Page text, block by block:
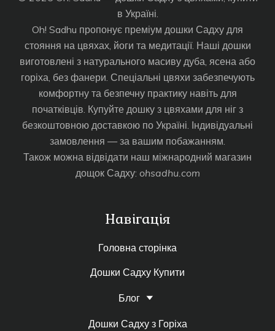
в Україні.
Oh! Sadhu пропонує преміум дошки Садху для
стояння на цвяхах, йоги та медитації. Наші дошки
виготовлені з натурального масиву дуба, ясена або
горіха, без фанери. Спеціальні цвяхи забезпечують
комфортну та безпечну практику навіть для
початківців. Купуйте дошку з цвяхами для ніг з
безкоштовною доставкою по Україні. Індивідуальні
замовлення — за вашим побажанням.
Також можна відвідати наш міжнародний магазин
дощок Садху: ohsadhu.com
Навігація
Головна сторінка
Дошки Садху Купити
Блог
Дошки Садху з Горіха